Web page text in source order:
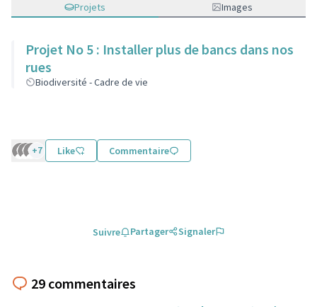
Projets Images
Projet No 5 : Installer plus de bancs dans nos
rues
Biodiversité - Cadre de vie
+7 Like Commentaire
Suivre Partager Signaler
29 commentaires